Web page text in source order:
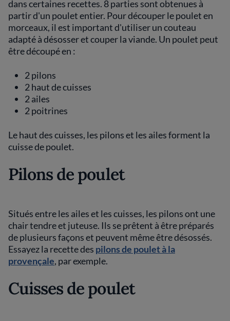
dans certaines recettes. 8 parties sont obtenues à
partir d'un poulet entier. Pour découper le poulet en
morceaux, il est important d'utiliser un couteau
adapté à désosser et couper la viande. Un poulet peut
être découpé en :
2 pilons
2 haut de cuisses
2 ailes
2 poitrines
Le haut des cuisses, les pilons et les ailes forment la
cuisse de poulet.
Pilons de poulet
Situés entre les ailes et les cuisses, les pilons ont une
chair tendre et juteuse. Ils se prêtent à être préparés
de plusieurs façons et peuvent même être désossés.
Essayez la recette des pilons de poulet à la
provençale, par exemple.
Cuisses de poulet